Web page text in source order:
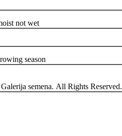
not wet
season
semena. All Rights Reserved.